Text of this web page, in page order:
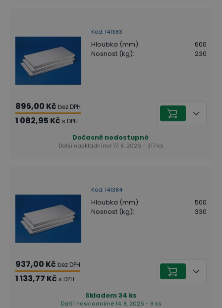
Kód: 141383
Hloubka (mm):
600
Nosnost (kg): 230
895,00 Kč bez DPH
1 082,95 Kč s DPH
Dočasně nedostupné
Další naskladníme 17. 8. 2026 - 317 ks
Kód: 141384
Hloubka (mm):
500
Nosnost (kg): 330
937,00 Kč bez DPH
1 133,77 Kč s DPH
Skladem34 ks
Další naskladníme 14. 8. 2026 - 9 ks